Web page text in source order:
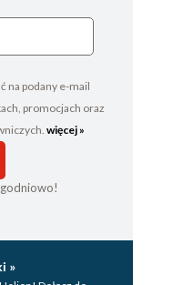
na podany e-mail
promocjach oraz
więcej »
»